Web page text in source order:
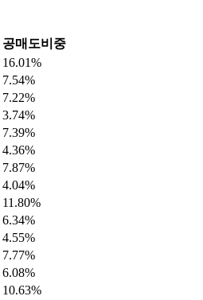
공매도비중
16.01%
7.54%
7.22%
3.74%
7.39%
4.36%
7.87%
4.04%
11.80%
6.34%
4.55%
7.77%
6.08%
10.63%